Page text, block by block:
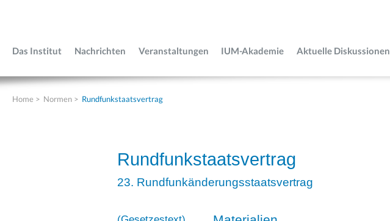
Das Institut Nachrichten Veranstaltungen IUM-Akademie Aktuelle Diskussionen
Home > Normen > Rundfunkstaatsvertrag
Rundfunkstaatsvertrag
23. Rundfunkänderungsstaatsvertrag